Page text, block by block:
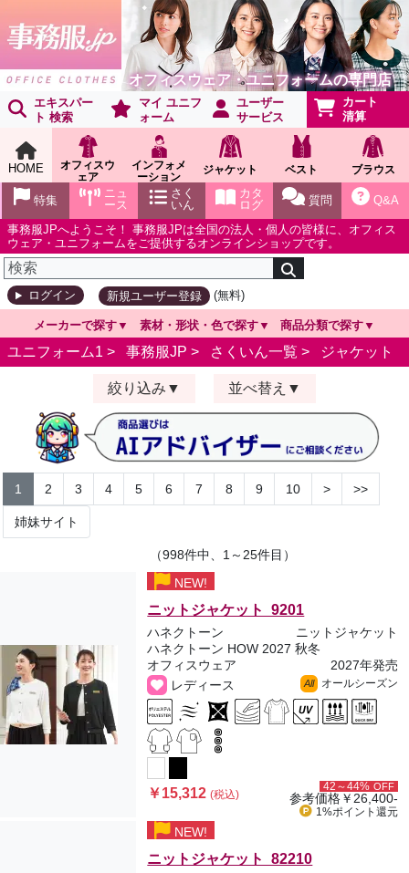
オフィスウェア・ユニフォームの専門店
エキスパー
ト 検索
マイ ユニフ
ォーム
ユーザー
サービス
カート
清算
HOME
オフィスウ
ェア
インフォメ
ーション
ショールー
ム
ジャケット ベスト ブラウス
Q&A
質問
カタ
ログ
さく
いん
ニュ
ース
特集
事務服JPへようこそ！ 事務服JPは全国の法人・個人の皆様に、オフィス
ウェア・ユニフォームをご提供するオンラインショップです。
ログイン 新規ユーザー登録 (無料)
メーカーで探す 素材・形状・色で探す 商品分類で探す
ユニフォーム1 > 事務服JP > さくいん一覧 > ジャケット
絞り込み 並べ替え
1 2 3 4 5 6 7 8 9 10 > >>
姉妹サイト
（998件中、1～25件目）
NEW!
ニットジャケット 9201
ハネクトーン
ニットジャケット
ハネクトーン HOW 2027 秋冬
オフィスウェア
2027年発売
レディース
All オールシーズン
￥15,312(税込)
42～44% OFF
参考価格￥26,400-
1%ポイント 還元
NEW!
ニットジャケット 82210